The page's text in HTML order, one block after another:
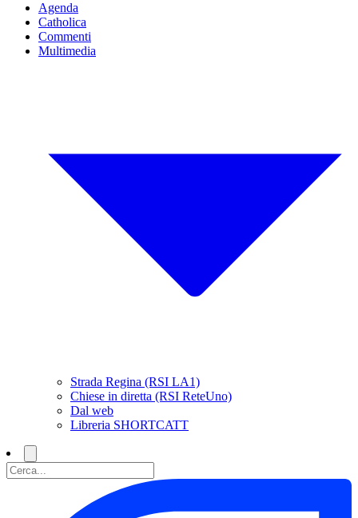
Agenda
Catholica
Commenti
Multimedia
Strada Regina (RSI LA1)
Chiese in diretta (RSI ReteUno)
Dal web
Libreria SHORTCATT